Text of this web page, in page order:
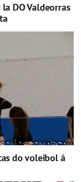
DO Valdeorras
do voleibol á